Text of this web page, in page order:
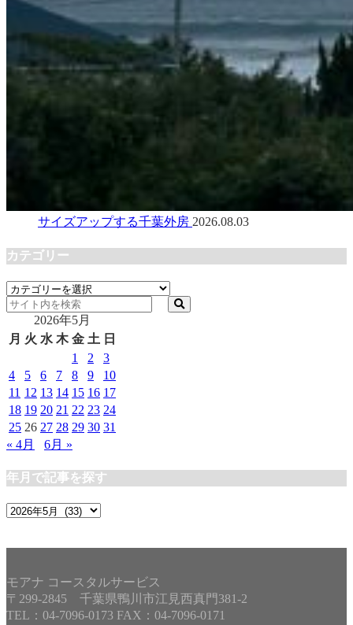
サイズアップする千葉外房 2026.08.03
カテゴリー
カ
テ
リ
2026年5月
月 火 水 木 金 土 日
1
2
3
4
5 6 7 8 9
10
11 12 13 14 15 16 17
18 19 20 21 22 23 24
25 26 27 28 29 30 31
« 4月
6月 »
年月で記事を探す
年
事
を
探
モアナ コースタルサービス
〒299-2845 千葉県鴨川市江見西真門381-2
TEL：04-7096-0173 FAX：04-7096-0171